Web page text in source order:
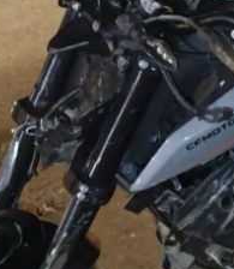
Kırklareli
Kırşehir
Kocaeli
Konya
Kütahya